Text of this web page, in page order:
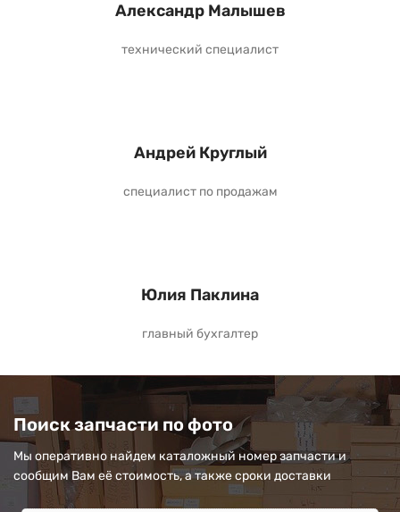
Александр Малышев
технический специалист
Андрей Круглый
специалист по продажам
Юлия Паклина
главный бухгалтер
Поиск запчасти по фото
Мы оперативно найдем каталожный номер запчасти и
сообщим Вам её стоимость, а также сроки доставки